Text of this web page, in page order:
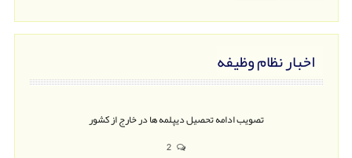
اخبار نظام وظیفه
تصویب ادامه تحصیل دیپلمه ها در خارج از کشور